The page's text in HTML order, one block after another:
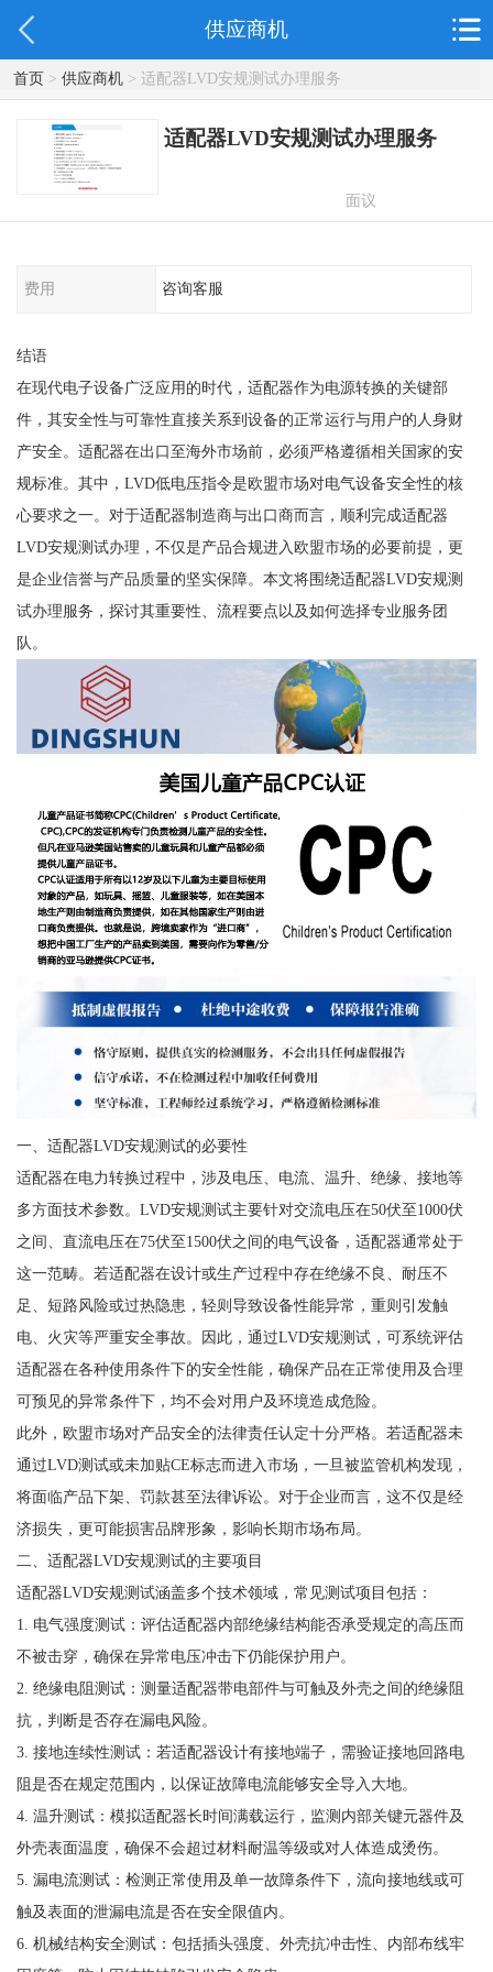
供应商机
首页> 供应商机> 适配器LVD安规测试办理服务
适配器LVD安规测试办理服务
面议
费用 咨询客服
结语
在现代电子设备广泛应用的时代，适配器作为电源转换的关键部
件，其安全性与可靠性直接关系到设备的正常运行与用户的人身财
产安全。适配器在出口至海外市场前，必须严格遵循相关国家的安
规标准。其中，LVD低电压指令是欧盟市场对电气设备安全性的核
心要求之一。对于适配器制造商与出口商而言，顺利完成适配器
LVD安规测试办理，不仅是产品合规进入欧盟市场的必要前提，更
是企业信誉与产品质量的坚实保障。本文将围绕适配器LVD安规测
试办理服务，探讨其重要性、流程要点以及如何选择专业服务团
队。
一、适配器LVD安规测试的必要性
适配器在电力转换过程中，涉及电压、电流、温升、绝缘、接地等
多方面技术参数。LVD安规测试主要针对交流电压在50伏至1000伏
之间、直流电压在75伏至1500伏之间的电气设备，适配器通常处于
这一范畴。若适配器在设计或生产过程中存在绝缘不良、耐压不
足、短路风险或过热隐患，轻则导致设备性能异常，重则引发触
电、火灾等严重安全事故。因此，通过LVD安规测试，可系统评估
适配器在各种使用条件下的安全性能，确保产品在正常使用及合理
可预见的异常条件下，均不会对用户及环境造成危险。
此外，欧盟市场对产品安全的法律责任认定十分严格。若适配器未
通过LVD测试或未加贴CE标志而进入市场，一旦被监管机构发现，
将面临产品下架、罚款甚至法律诉讼。对于企业而言，这不仅是经
济损失，更可能损害品牌形象，影响长期市场布局。
二、适配器LVD安规测试的主要项目
适配器LVD安规测试涵盖多个技术领域，常见测试项目包括：
1. 电气强度测试：评估适配器内部绝缘结构能否承受规定的高压而
不被击穿，确保在异常电压冲击下仍能保护用户。
2. 绝缘电阻测试：测量适配器带电部件与可触及外壳之间的绝缘阻
抗，判断是否存在漏电风险。
3. 接地连续性测试：若适配器设计有接地端子，需验证接地回路电
阻是否在规定范围内，以保证故障电流能够安全导入大地。
4. 温升测试：模拟适配器长时间满载运行，监测内部关键元器件及
外壳表面温度，确保不会超过材料耐温等级或对人体造成烫伤。
5. 漏电流测试：检测正常使用及单一故障条件下，流向接地线或可
触及表面的泄漏电流是否在安全限值内。
6. 机械结构安全测试：包括插头强度、外壳抗冲击性、内部布线牢